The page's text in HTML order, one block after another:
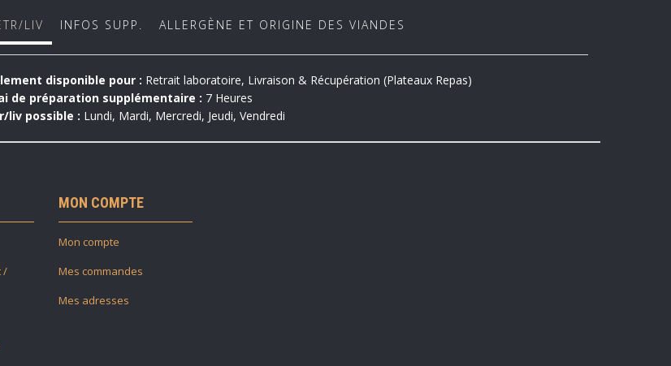
LIV INFOS SUPP. ALLERGÈNE ET ORIGINE DES VIANDES
disponible pour : Retrait laboratoire, Livraison & Récupération (Plateaux Repas)
de préparation supplémentaire : 7 Heures
liv possible : Lundi, Mardi, Mercredi, Jeudi, Vendredi
/
MON COMPTE
Mon compte
Mes commandes
Mes adresses